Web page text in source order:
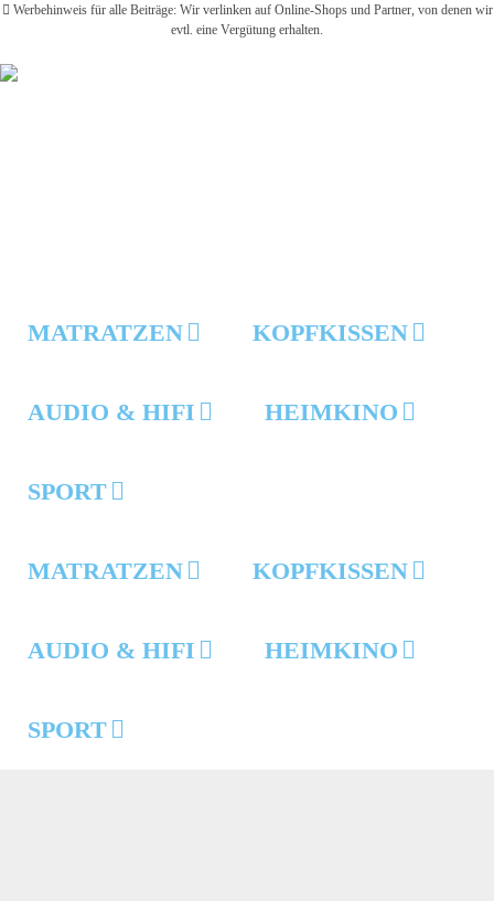
Werbehinweis für alle Beiträge: Wir verlinken auf Online-Shops und Partner, von denen wir
evtl. eine Vergütung erhalten.
MATRATZEN KOPFKISSEN
AUDIO & HIFI HEIMKINO
SPORT
MATRATZEN KOPFKISSEN
AUDIO & HIFI HEIMKINO
SPORT